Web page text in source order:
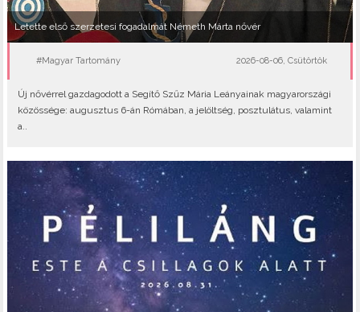
Letette első szerzetesi fogadalmát Németh Márta nővér
#Magyar Tartomány 2026-08-06, Csütörtök
Új nővérrel gazdagodott a Segítő Szűz Mária Leányainak magyarországi
közössége: augusztus 6-án Rómában, a jelöltség, posztulátus, valamint
a..